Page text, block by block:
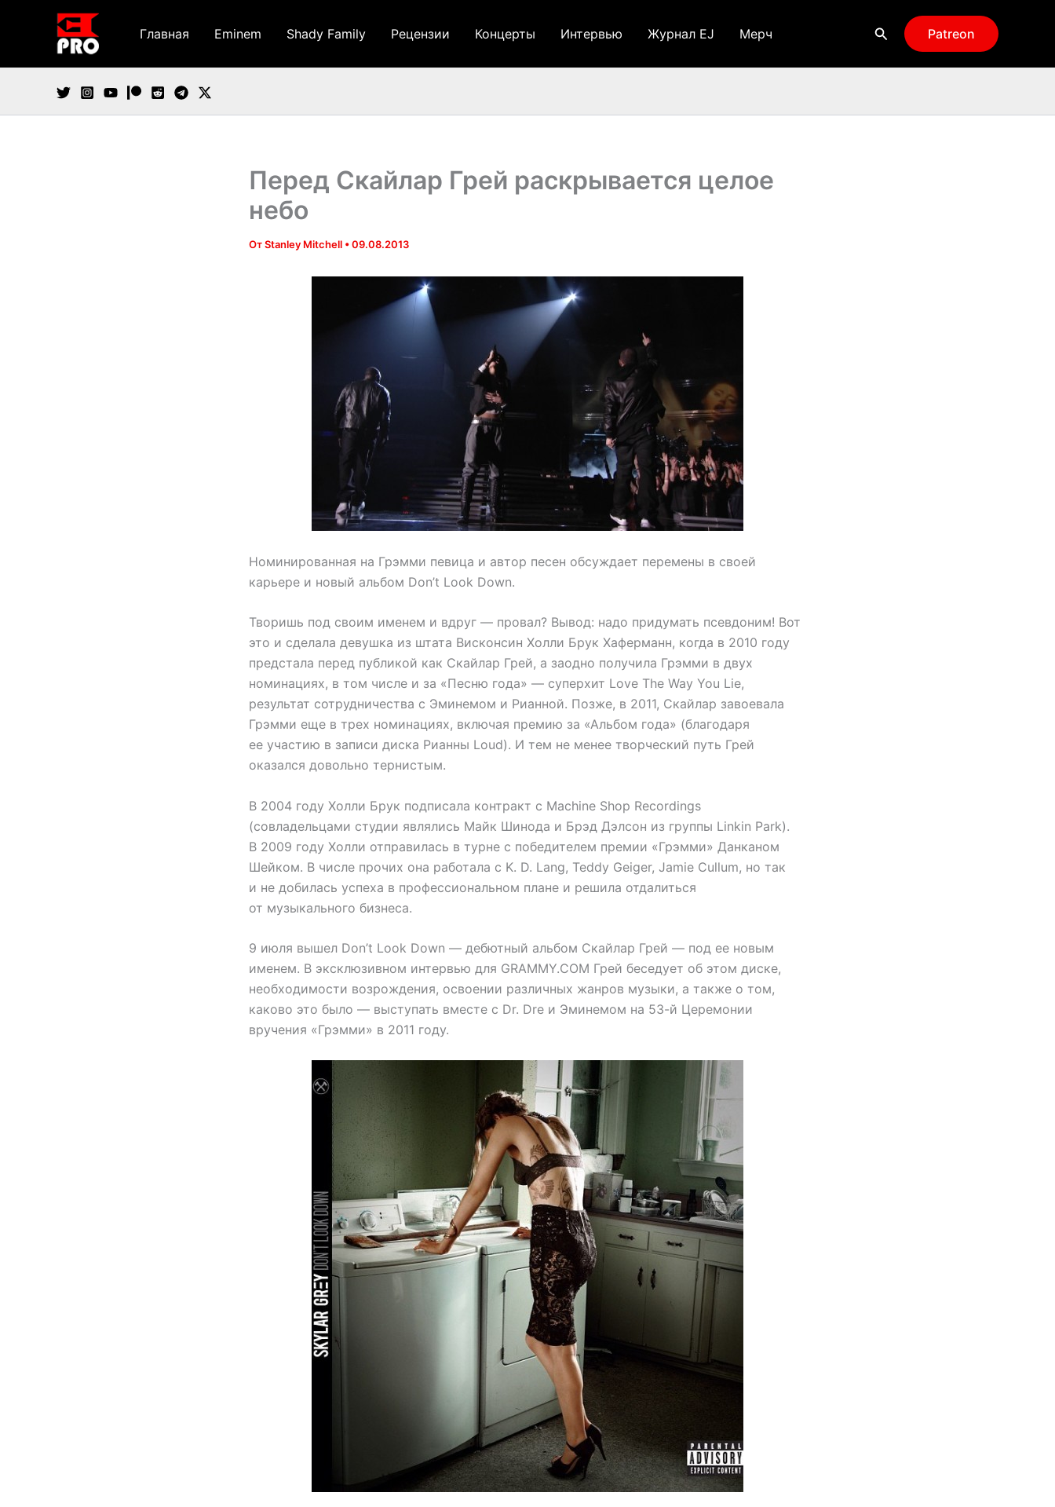
содержимому
Главная Eminem Shady Family Рецензии Концерты Интервью Журнал EJ Мерч Поиск Patreon
Перед Скайлар Грей раскрывается целое
небо
ОтStanley Mitchell •09.08.2013
Номинированная на Грэмми певица и автор песен обсуждает перемены в своей
карьере и новый альбом Don’t Look Down.
Творишь под своим именем и вдруг — провал? Вывод: надо придумать псевдоним! Вот
это и сделала девушка из штата Висконсин Холли Брук Хаферманн, когда в 2010 году
предстала перед публикой как Скайлар Грей, а заодно получила Грэмми в двух
номинациях, в том числе и за «Песню года» — суперхит Love The Way You Lie,
результат сотрудничества с Эминемом и Рианной. Позже, в 2011, Скайлар завоевала
Грэмми еще в трех номинациях, включая премию за «Альбом года» (благодаря
ее участию в записи диска Рианны Loud). И тем не менее творческий путь Грей
оказался довольно тернистым.
В 2004 году Холли Брук подписала контракт с Machine Shop Recordings
(совладельцами студии являлись Майк Шинода и Брэд Дэлсон из группы Linkin Park).
В 2009 году Холли отправилась в турне с победителем премии «Грэмми» Данканом
Шейком. В числе прочих она работала с K. D. Lang, Teddy Geiger, Jamie Cullum, но так
и не добилась успеха в профессиональном плане и решила отдалиться
от музыкального бизнеса.
9 июля вышел Don’t Look Down — дебютный альбом Скайлар Грей — под ее новым
именем. В эксклюзивном интервью для GRAMMY.COM Грей беседует об этом диске,
необходимости возрождения, освоении различных жанров музыки, а также о том,
каково это было — выступать вместе с Dr. Dre и Эминемом на 53-й Церемонии
вручения «Грэмми» в 2011 году.